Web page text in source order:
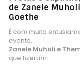
de Zanele
Goethe
É com muito
evento.
Zanele Muholi e
que fizeram..